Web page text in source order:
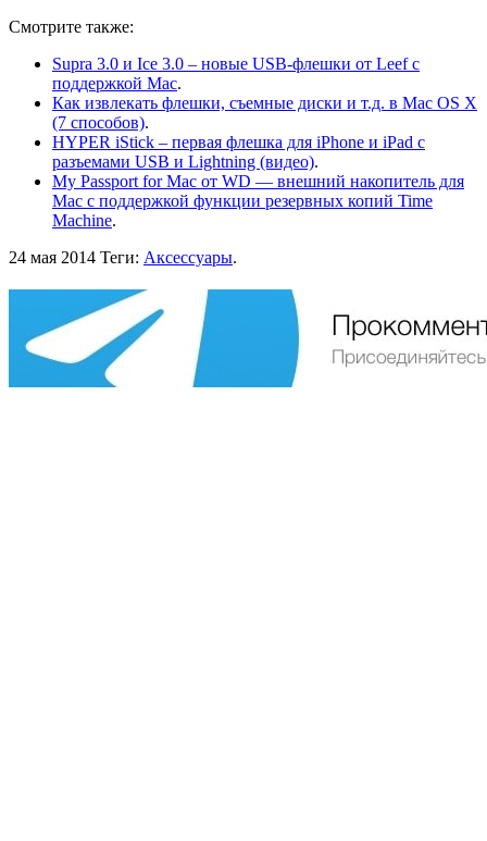
Смотрите также:
Supra 3.0 и Ice 3.0 – новые USB-флешки от Leef с
поддержкой Mac.
Как извлекать флешки, съемные диски и т.д. в Mac OS X
(7 способов).
HYPER iStick – первая флешка для iPhone и iPad с
разъемами USB и Lightning (видео).
My Passport for Mac от WD — внешний накопитель для
Mac с поддержкой функции резервных копий Time
Machine.
24 мая 2014 Теги: Аксессуары.